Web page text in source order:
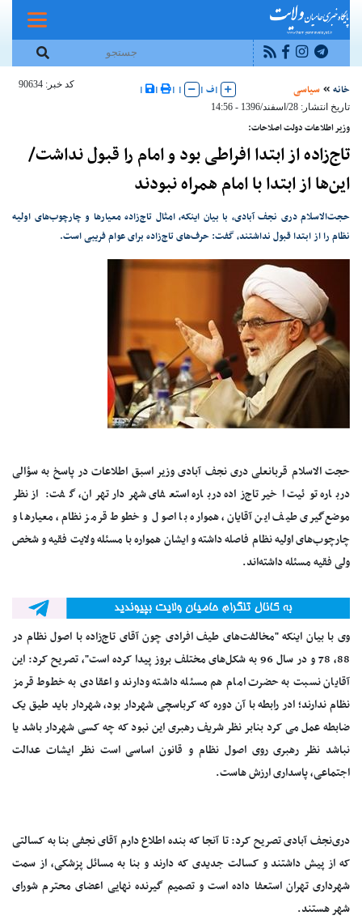
خانه سیاسی |ف |
|
|
|
|
کد خبر: 90634
تاریخ انتشار: 28/اسفند/1396 - 14:56
وزیر اطلاعات دولت اصلاحات:
تاج‌زاده‌ از ابتدا افراطی بود و امام را قبول نداشت/
این‌ها از ابتدا با امام همراه نبودند
حجت‌الاسلام دری نجف آبادی، با بیان اینکه، امثال تاج‌زاده معیارها و چارچوب‌های اولیه
نظام را از ابتدا قبول نداشتند، گفت: حرف‌های تاج‌زاده برای عوام فریبی است.
حجت الاسلام قربانعلی دری نجف آبادی وزیر اسبق اطلاعات در پاسخ به سؤالی
درباره توئیت اخیر تاج‌زاده درباره استعفای شهردار تهران، گفت: از نظر
موضع‌گیری طیف این آقایان، همواره با اصول و خطوط قرمز نظام، معیارها و
چارچوب‌های اولیه نظام فاصله داشته و ایشان همواره با مسئله ولایت فقیه و شخص
ولی فقیه مسئله داشته‌اند.
وی با بیان اینکه "مخالفت‌های طیف افرادی چون آقای تاج‌زاده با اصول نظام در
88، 78 و در سال 96 به شکل‌های مختلف بروز پیدا کرده است"، تصریح کرد: این
آقایان نسبت به حضرت امام هم مسئله داشته ودارند و اعقادی به خطوط قرمز
نظام ندارند؛ ادر رابطه با آن دوره که کرباسچی شهردار بود، شهردار باید طیق یک
ضابطه عمل می کرد بنابر نظر شریف رهبری این نبود که چه کسی شهردار باشد یا
نباشد نظر رهبری روی اصول نظام و قانون اساسی است نظر ایشات عدالت
اجتماعی، پاسداری ارزش هاست.
دری‌نجف آبادی تصریح کرد: تا آنجا که بنده اطلاع دارم آقای نجفی بنا به کسالتی
که از پیش داشتند و کسالت جدیدی که دارند و بنا به مسائل پزشکی، از سمت
شهرداری تهران استعفا داده است و تصمیم گیرنده نهایی اعضای محترم شورای
شهر هستند.